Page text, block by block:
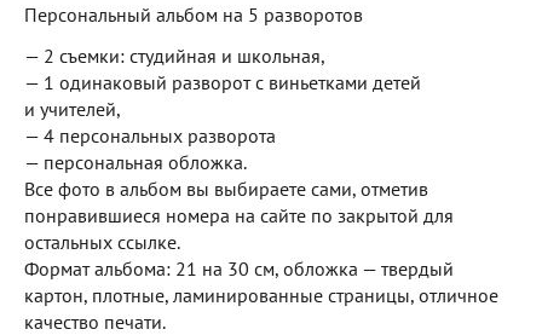
Персональный альбом на 5 разворотов
— 2 съемки: студийная и школьная,
— 1 одинаковый разворот с виньетками детей
и учителей,
— 4 персональных разворота
— персональная обложка.
Все фото в альбом вы выбираете сами, отметив
понравившиеся номера на сайте по закрытой для
остальных ссылке.
Формат альбома: 21 на 30 см, обложка — твердый
картон, плотные, ламинированные страницы, отличное
качество печати.